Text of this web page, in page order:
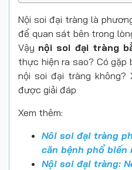
Nội soi đại tràng là
để quan sát bên trong
Vậy nội soi đại tràng
thực hiện ra sao? Có gặp
nội soi đại tràng không?
được giải đáp
Xem thêm:
Nôi soi đại tràng
căn bệnh phổ biến
Nội soi đại tràng: